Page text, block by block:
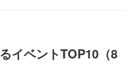
イベントTOP10（8